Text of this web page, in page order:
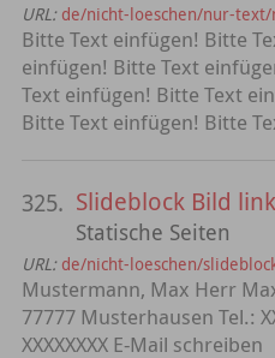
URL: de/nicht-loeschen/nur-
Bitte Text einfügen! Bitte
einfügen! Bitte Text
Text einfügen! Bitte Text
Bitte Text einfügen! Bitte
325. Slideblock Bild
Statische Seiten
URL: de/nicht-loeschen/
Mustermann, Max Herr
77777 Musterhausen Tel.:
XXXXXXXX E-Mail schreiben